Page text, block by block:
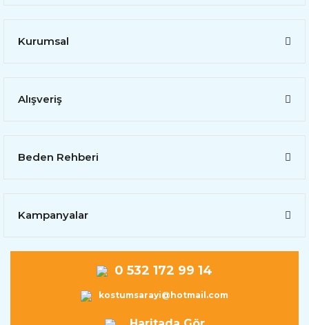
Kurumsal
Alışveriş
Beden Rehberi
Kampanyalar
0 532 172 99 14
kostumsarayi@hotmail.com